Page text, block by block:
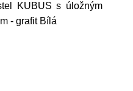
KUBUS s úložným
- grafit Bílá